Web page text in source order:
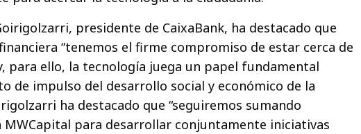
presidente de CaixaBank, ha destacado que
“tenemos el firme compromiso de estar cerca de
para ello, la tecnología juega un papel fundamental
de impulso del desarrollo social y económico de la
ha destacado que “seguiremos sumando
MWCapital para desarrollar conjuntamente iniciativas